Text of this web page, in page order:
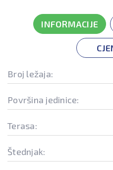
INFORMACIJE
Broj ležaja:
Površina jedinice:
Terasa:
Štednjak: